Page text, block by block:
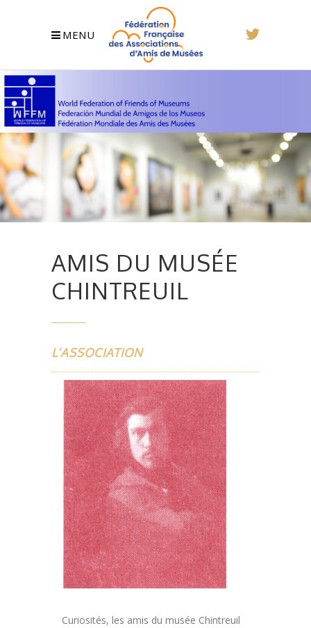
MENU
AMIS DU MUSÉE
CHINTREUIL
L’ASSOCIATION
Curiosités, les amis du musée Chintreuil